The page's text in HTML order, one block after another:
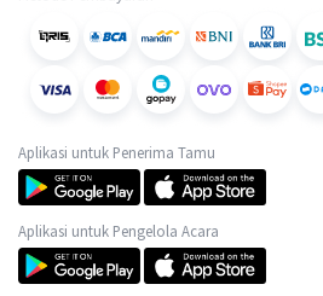
Aplikasi untuk Penerima Tamu
Aplikasi untuk Pengelola Acara